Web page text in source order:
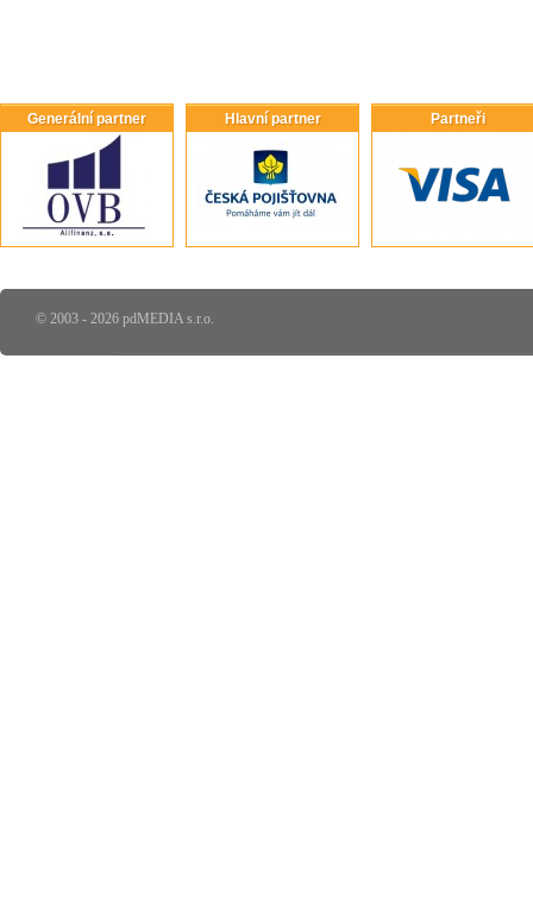
Generální partner Hlavní partner Partneři
© 2003 - 2026 pdMEDIA s.r.o.